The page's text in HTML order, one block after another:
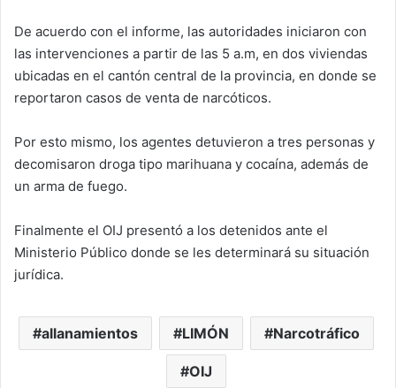
De acuerdo con el informe, las autoridades iniciaron con
las intervenciones a partir de las 5 a.m, en dos viviendas
ubicadas en el cantón central de la provincia, en donde se
reportaron casos de venta de narcóticos.
Por esto mismo, los agentes detuvieron a tres personas y
decomisaron droga tipo marihuana y cocaína, además de
un arma de fuego.
Finalmente el OIJ presentó a los detenidos ante el
Ministerio Público donde se les determinará su situación
jurídica.
allanamientos LIMÓN Narcotráfico
OIJ